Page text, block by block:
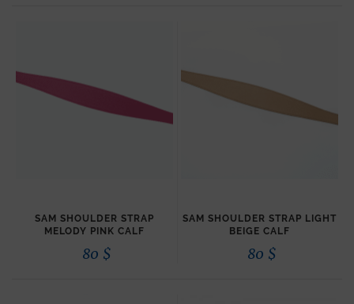
SAM SHOULDER STRAP
MELODY PINK CALF
80 $
SAM SHOULDER STRAP LIGHT
BEIGE CALF
80 $